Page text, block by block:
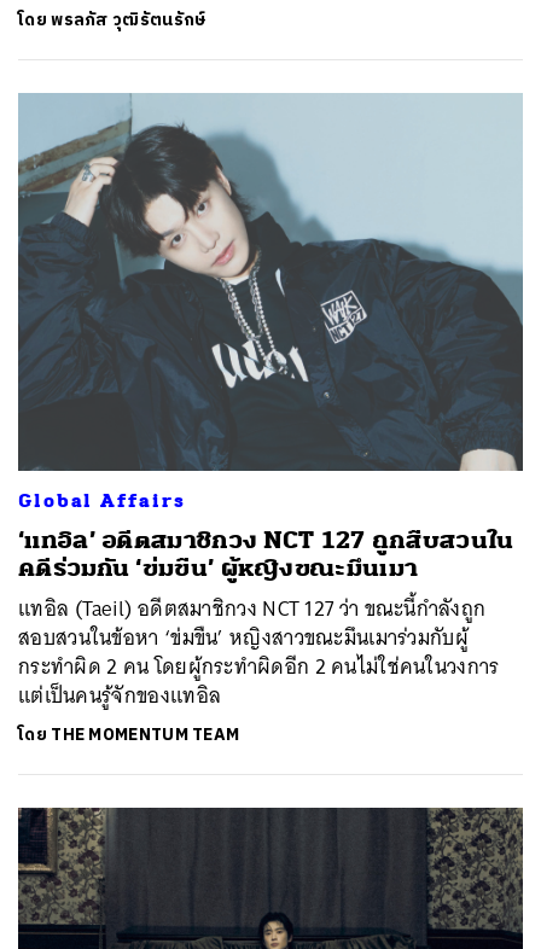
โดยพรลภัส วุฒิรัตนรักษ์
Global Affairs
‘แทอิล’ อดีตสมาชิกวง NCT 127 ถูกสืบสวนใน
คดีร่วมกัน ‘ข่มขืน’ ผู้หญิงขณะมึนเมา
แทอิล (Taeil) อดีตสมาชิกวง NCT 127 ว่า ขณะนี้กำลังถูก
สอบสวนในข้อหา ‘ข่มขืน’ หญิงสาวขณะมึนเมาร่วมกับผู้
กระทำผิด 2 คน โดยผู้กระทำผิดอีก 2 คนไม่ใช่คนในวงการ
แต่เป็นคนรู้จักของแทอิล
โดย THE MOMENTUM TEAM
ค้นหา
SHARE